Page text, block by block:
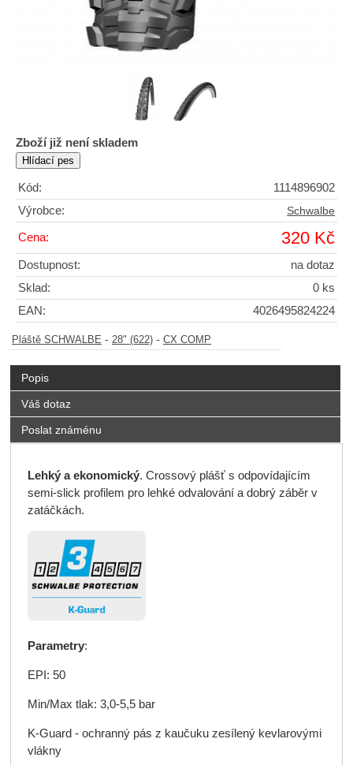
Zboží již není skladem
Kód:
1114896902
Výrobce:
Schwalbe
Cena: 320 Kč
Dostupnost:
na dotaz
Sklad:
0 ks
EAN:
4026495824224
Pláště SCHWALBE - 28" (622) - CX COMP
Popis
Váš dotaz
Poslat známénu
Lehký a ekonomický. Crossový plášť s odpovídajícím
semi-slick profilem pro lehké odvalování a dobrý záběr v
zatáčkách.
Parametry:
EPI: 50
Min/Max tlak: 3,0-5,5 bar
K-Guard - ochranný pás z kaučuku zesílený kevlarovými
vlákny